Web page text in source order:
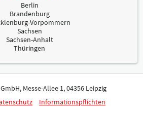
Berlin
Brandenburg
Vorpommern
Sachsen
Sachsen-Anhalt
Thüringen
Messe-Allee 1, 04356 Leipzig
Informationspflichten